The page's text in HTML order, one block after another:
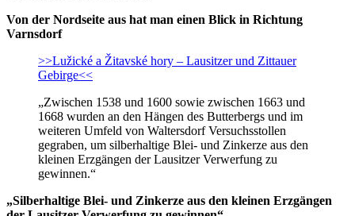
Von der Nordseite aus hat man einen Blick in Richtung
Varnsdorf
>>Lužické a Žitavské hory – Lausitzer und Zittauer
Gebirge<<
„Zwischen 1538 und 1600 sowie zwischen 1663 und
1668 wurden an den Hängen des Butterbergs und im
weiteren Umfeld von Waltersdorf Versuchsstollen
gegraben, um silberhaltige Blei- und Zinkerze aus den
kleinen Erzgängen der Lausitzer Verwerfung zu
gewinnen.“
„Silberhaltige Blei- und Zinkerze aus den kleinen Erzgängen